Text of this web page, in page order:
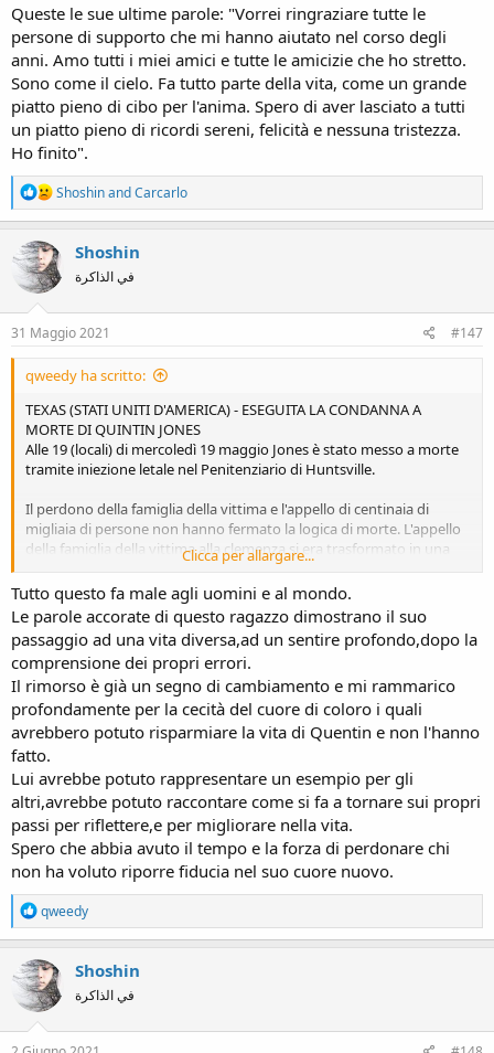
Queste le sue ultime parole: "Vorrei ringraziare tutte le
persone di supporto che mi hanno aiutato nel corso degli
anni. Amo tutti i miei amici e tutte le amicizie che ho stretto.
Sono come il cielo. Fa tutto parte della vita, come un grande
piatto pieno di cibo per l'anima. Spero di aver lasciato a tutti
un piatto pieno di ricordi sereni, felicità e nessuna tristezza.
Ho finito".
R
e
a
c
t
i
n
s
ShoshinandCarcarlo
Shoshin
في الذاكرة
31 Maggio 2021 #147
qweedy ha scritto:
TEXAS (STATI UNITI D'AMERICA) - ESEGUITA LA CONDANNA A
MORTE DI QUINTIN JONES
Alle 19 (locali) di mercoledì 19 maggio Jones è stato messo a morte
tramite iniezione letale nel Penitenziario di Huntsville.
Il perdono della famiglia della vittima e l'appello di centinaia di
migliaia di persone non hanno fermato la logica di morte. L'appello
della famiglia della vittima alla clemenza si era trasformato in una
petizione che aveva ottenuto il sostegno di oltre 150.000 persone. A
queste si aggiungono le migliaia di appelli raccolti da ogni parte del
mondo.
Quentin ha riconosciuto che ricevere il perdono gli aveva dato la
forza di cambiare: "amandomi abbastanza da perdonarmi, mi hanno
dato la forza di cercare di fare meglio e di voler fare di meglio".
Un'infanzia di povertà, abbandono, abusi e la dipendenza da
droghe, non sono stati considerati attenuanti nel processo. Quentin
non ha incolpato le circostanze per le sue azioni. Ha sempre
espresso profondo rimorso, e per molto tempo ha creduto di
meritare di morire per quello che aveva fatto.
Queste le sue ultime parole: "Vorrei ringraziare tutte le persone di
supporto che mi hanno aiutato nel corso degli anni. Amo tutti i miei
amici e tutte le amicizie che ho stretto. Sono come il cielo. Fa tutto
parte della vita, come un grande piatto pieno di cibo per l'anima.
Spero di aver lasciato a tutti un piatto pieno di ricordi sereni, felicità
e nessuna tristezza. Ho finito".
Clicca per allargare...
Tutto questo fa male agli uomini e al mondo.
Le parole accorate di questo ragazzo dimostrano il suo
passaggio ad una vita diversa,ad un sentire profondo,dopo la
comprensione dei propri errori.
Il rimorso è già un segno di cambiamento e mi rammarico
profondamente per la cecità del cuore di coloro i quali
avrebbero potuto risparmiare la vita di Quentin e non l'hanno
fatto.
Lui avrebbe potuto rappresentare un esempio per gli
altri,avrebbe potuto raccontare come si fa a tornare sui propri
passi per riflettere,e per migliorare nella vita.
Spero che abbia avuto il tempo e la forza di perdonare chi
non ha voluto riporre fiducia nel suo cuore nuovo.
R
e
a
c
t
i
o
n
qweedy
Shoshin
في الذاكرة